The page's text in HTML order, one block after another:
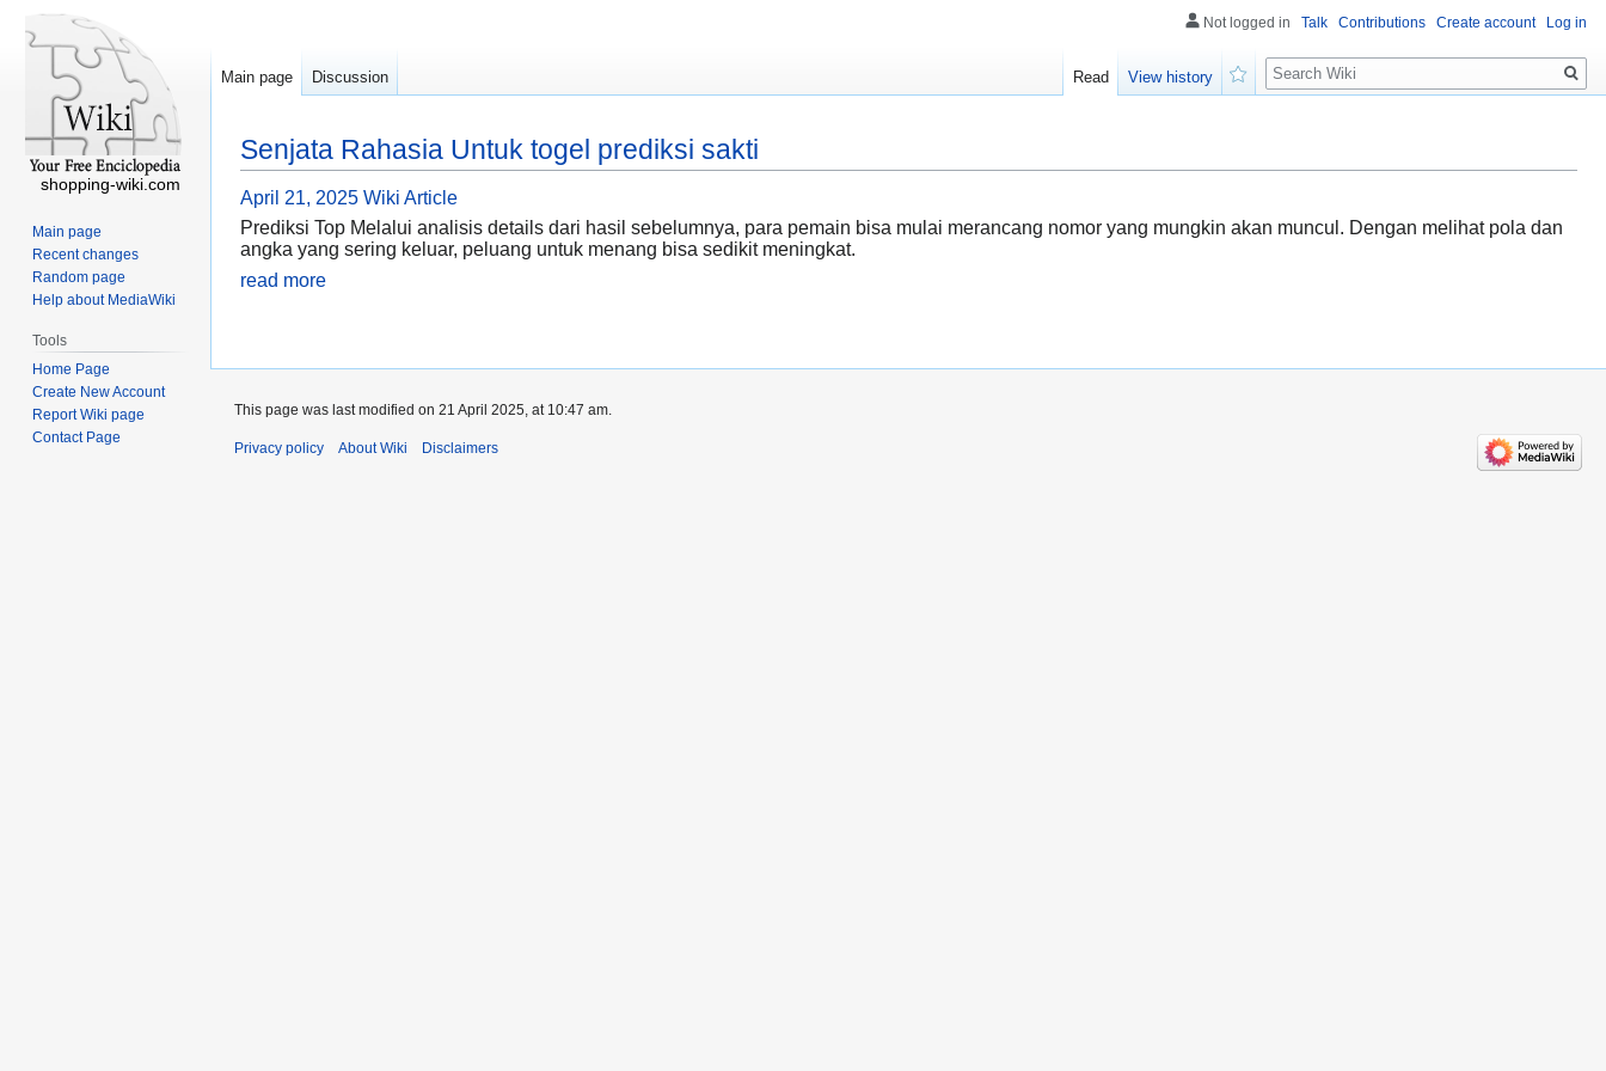
Senjata Rahasia Untuk togel prediksi sakti
April 21, 2025 Wiki Article
Prediksi Top Melalui analisis details dari hasil sebelumnya, para pemain bisa mulai merancang nomor yang mungkin akan muncul. Dengan melihat pola dan
angka yang sering keluar, peluang untuk menang bisa sedikit meningkat.
read more
Not logged in Talk Contributions Create account Log in
Main page Discussion Read
View history
Search
shopping-wiki.com
Main page
Recent changes
Random page
Help about MediaWiki
Tools
Home Page
Create New Account
Report Wiki page
Contact Page
This page was last modified on 21 April 2025, at 10:47 am.
Privacy policy About Wiki Disclaimers